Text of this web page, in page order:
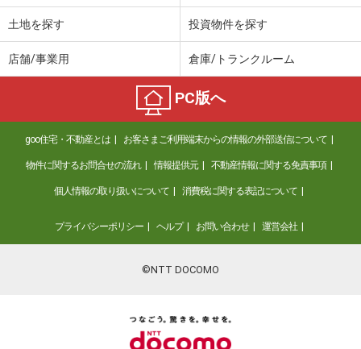
土地を探す 投資物件を探す
店舗/事業用 倉庫/トランクルーム
PC版へ
goo住宅・不動産とは お客さまご利用端末からの情報の外部送信について
物件に関するお問合せの流れ 情報提供元 不動産情報に関する免責事項
個人情報の取り扱いについて 消費税に関する表記について
プライバシーポリシー ヘルプ お問い合わせ 運営会社
©NTT DOCOMO